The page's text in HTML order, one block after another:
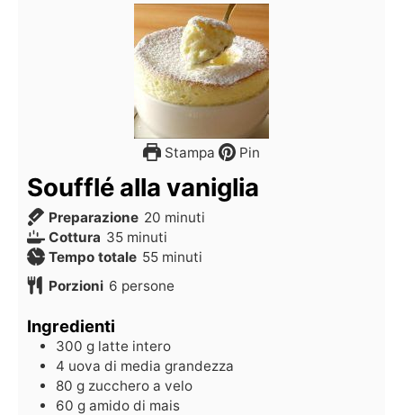
Stampa Pin
Soufflé alla vaniglia
Preparazione 20 minuti
Cottura 35 minuti
Tempo totale 55 minuti
Porzioni 6 persone
Ingredienti
300 g latte intero
4 uova di media grandezza
80 g zucchero a velo
60 g amido di mais